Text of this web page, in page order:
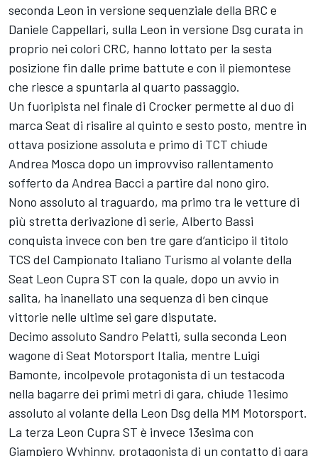
seconda Leon in versione sequenziale della BRC e
Daniele Cappellari, sulla Leon in versione Dsg curata in
proprio nei colori CRC, hanno lottato per la sesta
posizione fin dalle prime battute e con il piemontese
che riesce a spuntarla al quarto passaggio.
Un fuoripista nel finale di Crocker permette al duo di
marca Seat di risalire al quinto e sesto posto, mentre in
ottava posizione assoluta e primo di TCT chiude
Andrea Mosca dopo un improvviso rallentamento
sofferto da Andrea Bacci a partire dal nono giro.
Nono assoluto al traguardo, ma primo tra le vetture di
più stretta derivazione di serie, Alberto Bassi
conquista invece con ben tre gare d’anticipo il titolo
TCS del Campionato Italiano Turismo al volante della
Seat Leon Cupra ST con la quale, dopo un avvio in
salita, ha inanellato una sequenza di ben cinque
vittorie nelle ultime sei gare disputate.
Decimo assoluto Sandro Pelatti, sulla seconda Leon
wagone di Seat Motorsport Italia, mentre Luigi
Bamonte, incolpevole protagonista di un testacoda
nella bagarre dei primi metri di gara, chiude 11esimo
assoluto al volante della Leon Dsg della MM Motorsport.
La terza Leon Cupra ST è invece 13esima con
Giampiero Wyhinny, protagonista di un contatto di gara